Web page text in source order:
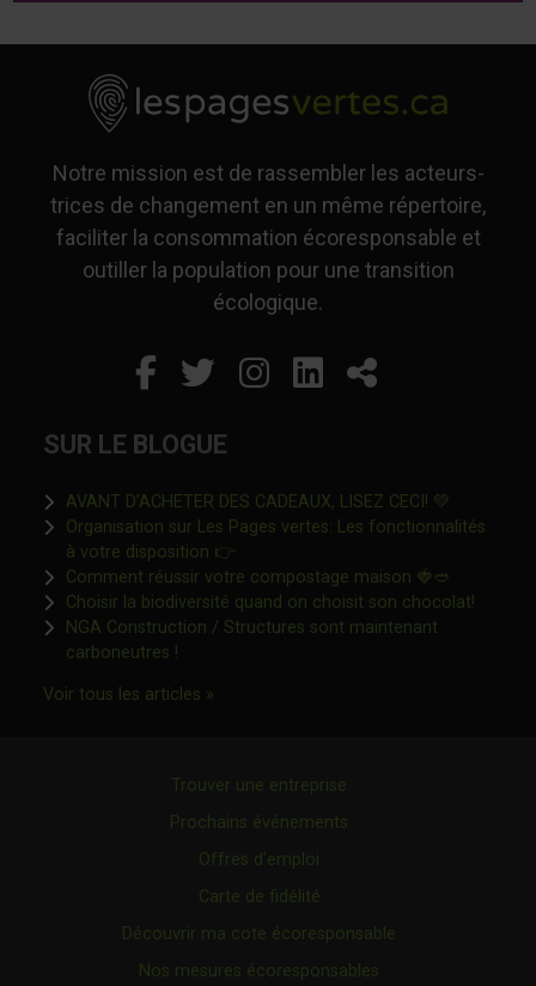
Notre mission est de rassembler les acteurs-
trices de changement en un même répertoire,
faciliter la consommation écoresponsable et
outiller la population pour une transition
écologique.
Facebook
Ce lien s'ouvrira dans
Twitter
Ce lien s'ouvrira
Instagram
Ce lien s'ouvrira
LinkedIn
Ce lien
Partager
SUR LE BLOGUE
AVANT D’ACHETER DES CADEAUX, LISEZ CECI! 💚
Organisation sur Les Pages vertes: Les fonctionnalités
à votre disposition 👉Ce lien s'ouvrira dans une nouvelle
Comment réussir votre compostage maison 🍓🥙
Choisir la biodiversité quand on choisit son chocolat!Ce lien
NGA Construction / Structures sont maintenant
carboneutres !Ce lien s'ouvrira dans une nouvelle fenêtre"
Voir tous les articles »Ce lien s'ouvrira dans une nouvelle
Trouver une entreprise
Prochains événements
Offres d’emploi
Carte de fidélité
Découvrir ma cote écoresponsable
Nos mesures écoresponsables